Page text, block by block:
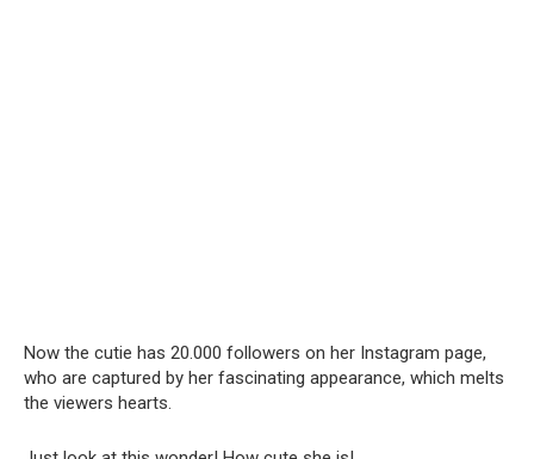
Now the cutie has 20.000 followers on her Instagram page,
who are captured by her fascinating appearance, which melts
the viewers hearts.